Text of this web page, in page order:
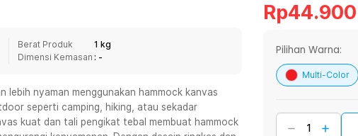
Senin - Jumat (07:00 - 20:00), Sabtu - Minggu (08:00 - 20:00), Tutup pada Idul Fitri
Jumat (08:00 - 20:00), Sabtu - Minggu/ Libur Nasional (08:00 - 17:00)
Selengkapnya
Jumat (08:00 - 20:00), Sabtu - Minggu/ Libur Nasional (08:00 - 17:00)
Berat Produk
1 kg
Dimensi Kemasan : -
lebih nyaman menggunakan hammock kanvas
seperti camping, hiking, atau sekadar
kuat dan tali pengikat tebal membuat hammock
Rp44.900
Pilihan Warna:
Multi-Color